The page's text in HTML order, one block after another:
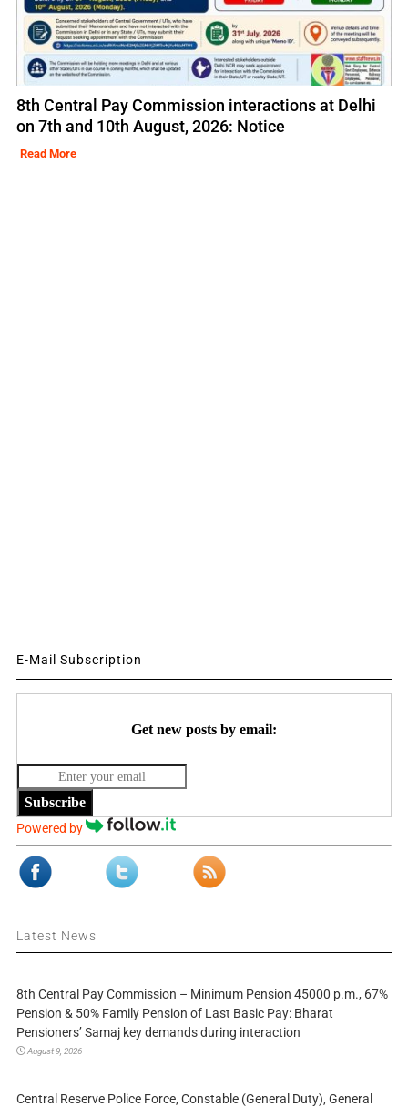
8th Central Pay Commission interactions at Delhi
on 7th and 10th August, 2026: Notice
Read More
E-Mail Subscription
Get new posts by email:
Subscribe
Powered by
Latest News
8th Central Pay Commission – Minimum Pension 45000 p.m., 67%
Pension & 50% Family Pension of Last Basic Pay: Bharat
Pensioners’ Samaj key demands during interaction
August 9, 2026
Central Reserve Police Force, Constable (General Duty), General